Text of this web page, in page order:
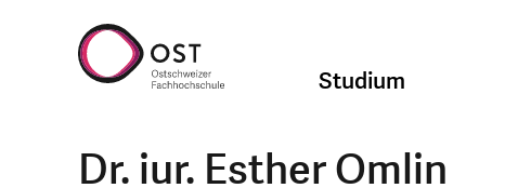
Studium
Dr. iur. Esther Omlin